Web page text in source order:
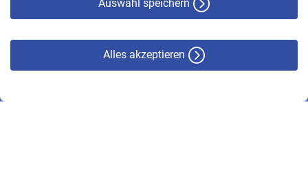
Auswahl speichern
Alles akzeptieren
© VBL 2026